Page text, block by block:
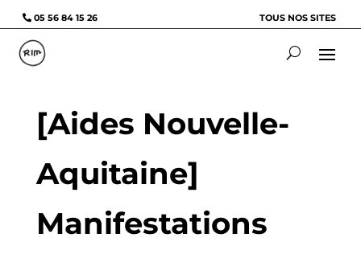
05 56 84 15 26 TOUS NOS SITES
[Aides Nouvelle-
Aquitaine]
Manifestations